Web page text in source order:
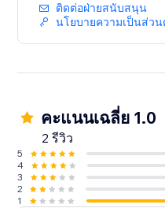
ติดต่อฝ่ายสนับสนุน
นโยบายความเป็นส่วน
คะแนนเฉลี่ย 1.0
2 รีวิว
5
4
3
2
1